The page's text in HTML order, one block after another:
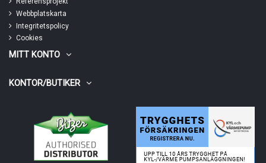
Webbplatskarta
Integritetspolicy
Cookies
MITT KONTO
KONTOR/BUTIKER